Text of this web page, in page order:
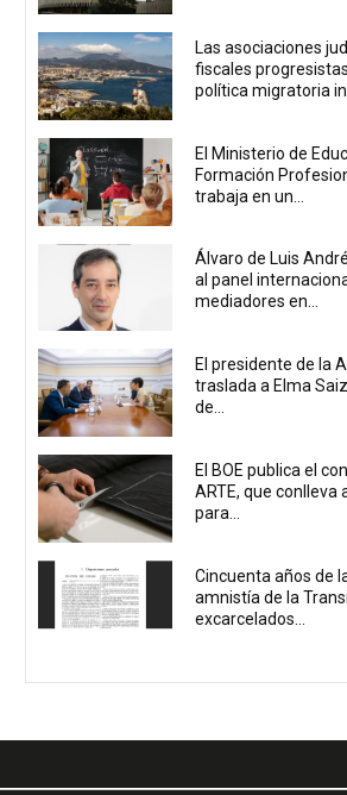
Las asociaciones
fiscales
política migratoria
El Ministerio de
Formación
trabaja en un...
Álvaro de Luis
al panel
mediadores en...
El presidente de la
traslada a Elma
de...
El BOE publica el
ARTE, que conlleva
para...
Cincuenta años de
amnistía de la
excarcelados...